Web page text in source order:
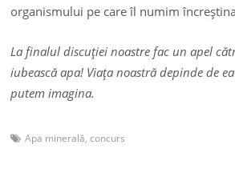
organismului pe care îl numim
La finalul discuţiei noastre fac un apel
iubească apa! Viaţa noastră depinde de
putem imagina.
Apa minerală,concurs